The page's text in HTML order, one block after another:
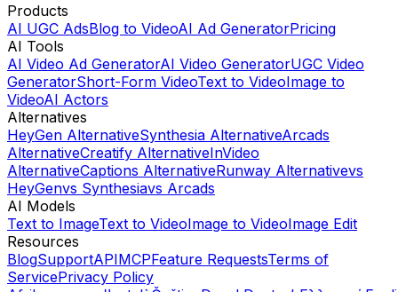
Products
AI UGC AdsBlog to VideoAI Ad GeneratorPricing
AI Tools
AI Video Ad GeneratorAI Video GeneratorUGC Video
GeneratorShort-Form VideoText to VideoImage to
VideoAI Actors
Alternatives
HeyGen AlternativeSynthesia AlternativeArcads
AlternativeCreatify AlternativeInVideo
AlternativeCaptions AlternativeRunway Alternativevs
HeyGenvs Synthesiavs Arcads
AI Models
Text to ImageText to VideoImage to VideoImage Edit
Resources
BlogSupportAPIMCPFeature RequestsTerms of
ServicePrivacy Policy